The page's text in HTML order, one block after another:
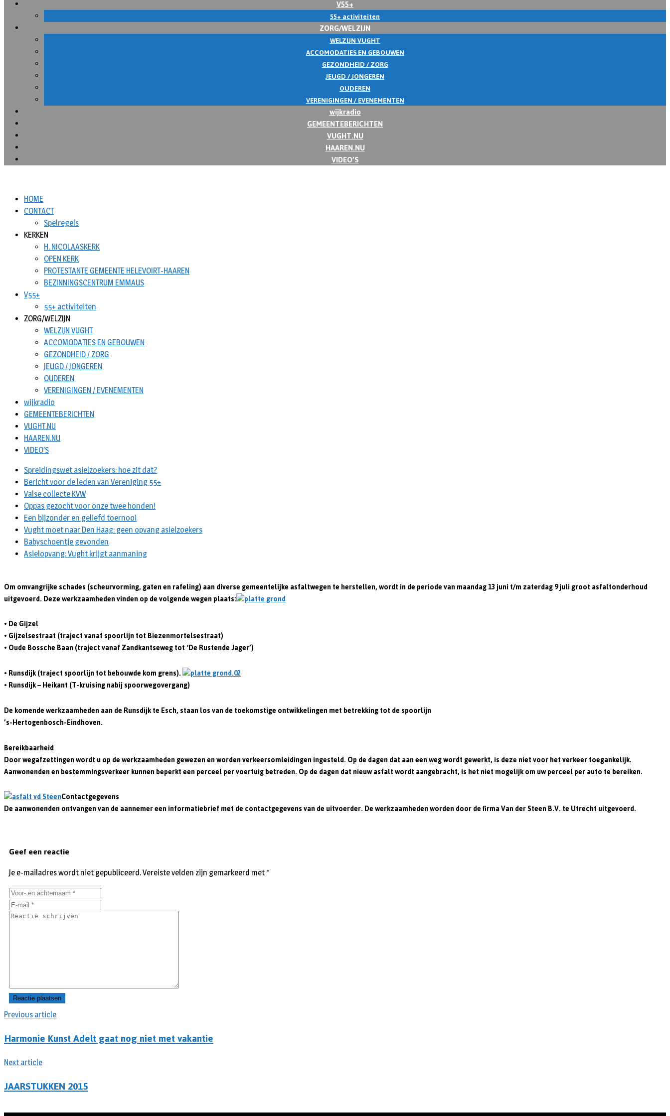
V55+
55+ activiteiten
ZORG/WELZIJN
WELZIJN VUGHT
ACCOMODATIES EN GEBOUWEN
GEZONDHEID / ZORG
JEUGD / JONGEREN
OUDEREN
VERENIGINGEN / EVENEMENTEN
wijkradio
GEMEENTEBERICHTEN
VUGHT.NU
HAAREN.NU
VIDEO’S
HOME
CONTACT
Spelregels
KERKEN
H. NICOLAASKERK
OPEN KERK
PROTESTANTE GEMEENTE HELEVOIRT-HAAREN
BEZINNINGSCENTRUM EMMAUS
V55+
55+ activiteiten
ZORG/WELZIJN
WELZIJN VUGHT
ACCOMODATIES EN GEBOUWEN
GEZONDHEID / ZORG
JEUGD / JONGEREN
OUDEREN
VERENIGINGEN / EVENEMENTEN
wijkradio
GEMEENTEBERICHTEN
VUGHT.NU
HAAREN.NU
VIDEO’S
Spreidingswet asielzoekers: hoe zit dat?
Bericht voor de leden van Vereniging 55+
Valse collecte KVW
Oppas gezocht voor onze twee honden!
Een bijzonder en geliefd toernooi
Vught moet naar Den Haag: geen opvang asielzoekers
Babyschoentje gevonden
Asielopvang: Vught krijgt aanmaning
Om omvangrijke schades (scheurvorming, gaten en rafeling) aan diverse gemeentelijke asfaltwegen te herstellen, wordt in de periode van maandag 13 juni t/m zaterdag 9 juli groot asfaltonderhoud
uitgevoerd. Deze werkzaamheden vinden op de volgende wegen plaats:
• De Gijzel
• Gijzelsestraat (traject vanaf spoorlijn tot Biezenmortelsestraat)
• Oude Bossche Baan (traject vanaf Zandkantseweg tot ‘De Rustende Jager’)
• Runsdijk (traject spoorlijn tot bebouwde kom grens).
• Runsdijk – Heikant (T-kruising nabij spoorwegovergang)
De komende werkzaamheden aan de Runsdijk te Esch, staan los van de toekomstige ontwikkelingen met betrekking tot de spoorlijn
’s-Hertogenbosch-Eindhoven.
Bereikbaarheid
Door wegafzettingen wordt u op de werkzaamheden gewezen en worden verkeersomleidingen ingesteld. Op de dagen dat aan een weg wordt gewerkt, is deze niet voor het verkeer toegankelijk.
Aanwonenden en bestemmingsverkeer kunnen beperkt een perceel per voertuig betreden. Op de dagen dat nieuw asfalt wordt aangebracht, is het niet mogelijk om uw perceel per auto te bereiken.
Contactgegevens
De aanwonenden ontvangen van de aannemer een informatiebrief met de contactgegevens van de uitvoerder. De werkzaamheden worden door de firma Van der Steen B.V. te Utrecht uitgevoerd.
Previous article
Harmonie Kunst Adelt gaat nog niet met vakantie
Next article
JAARSTUKKEN 2015
Geef een reactie
Je e-mailadres wordt niet gepubliceerd.Vereiste velden zijn gemarkeerd met *